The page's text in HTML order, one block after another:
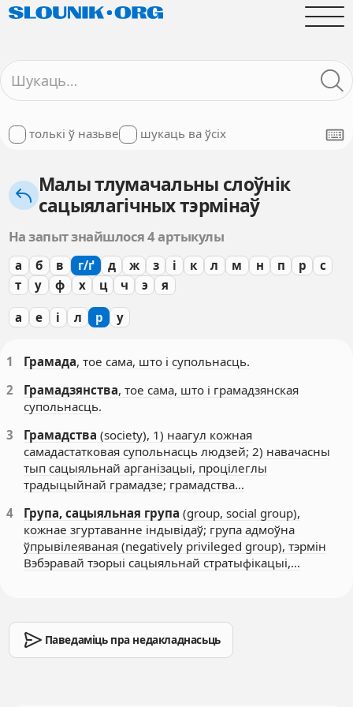
толькі ў назьве шукаць ва ўсіх
Малы тлумачальны слоўнік
сацыялагічных тэрмінаў
На запыт знайшлося 4 артыкулы
а б в г/ґ д ж з і к л м н п р
с
т
у ф х ц ч э я
а е і л р у
1 Грамада, тое сама, што і супольнасць.
2
Грамадзянства, тое сама, што і грамадзянская
супольнасць.
3
Грамадства (society), 1) наагул кожная
самадастатковая супольнасць людзей; 2) навачасны
тып сацыяльнай арганізацыі, процілеглы
традыцыйнай грамадзе; грамадства…
4
Група, сацыяльная група (group, social group),
кожнае згуртаванне індывідаў; група адмоўна
ўпрывілеяваная (negatively privileged group), тэрмін
Вэбэравай тэорыі сацыяльнай стратыфікацыі,…
Паведаміць пра недакладнасьць